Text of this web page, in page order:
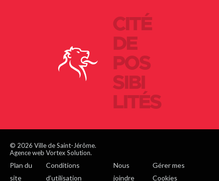
CITÉ
DE
POS
SIBI
LITÉS
© 2026 Ville de Saint-Jérôme.
Agence web Vortex Solution.
Plan du
site
Conditions
d’utilisation
Nous
joindre
Gérer mes
Cookies